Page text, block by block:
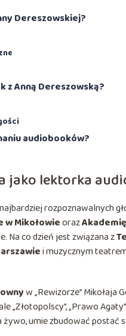
Dereszowskiej?
z Anną Dereszowską?
audiobooków?
jako lektorka
rozpoznawalnych
w Mikołowieoraz
Na co dzień jest związana z
i muzycznym
w „Rewizorze” Mikołaja
„Prawo
umie zbudować postać